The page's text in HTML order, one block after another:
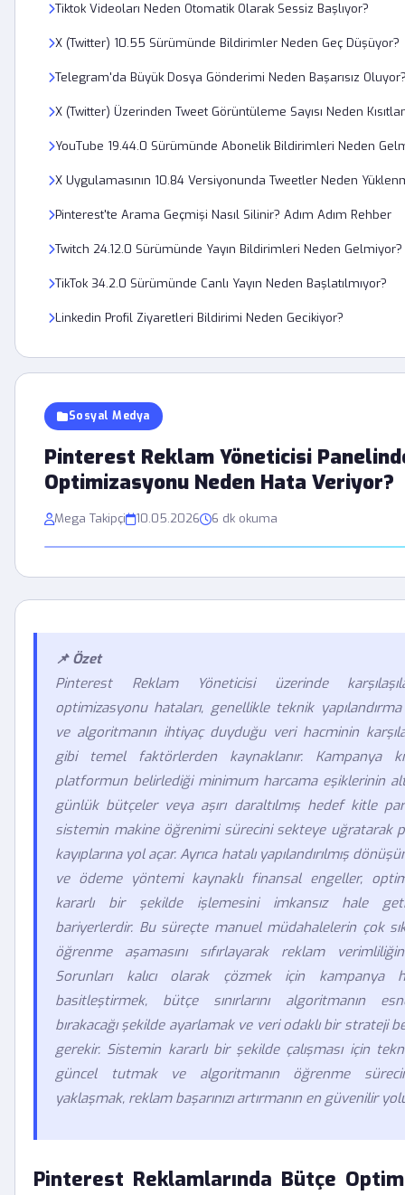
Sosyal Medya
Pinterest Reklam Yöneticisi
Optimizasyonu Neden Hata Veriyor?
Mega Takipçi 10.05.2026 6 dk okuma
📌 Özet
Pinterest Reklam Yöneticisi üzerinde
optimizasyonu hataları, genellikle teknik
ve algoritmanın ihtiyaç duyduğu veri hacminin
gibi temel faktörlerden kaynaklanır. Kampanya
platformun belirlediği minimum harcama eşiklerinin
günlük bütçeler veya aşırı daraltılmış hedef kitle
sistemin makine öğrenimi sürecini sekteye uğratarak
kayıplarına yol açar. Ayrıca hatalı yapılandırılmış
ve ödeme yöntemi kaynaklı finansal engeller,
kararlı bir şekilde işlemesini imkansız hale
bariyerlerdir. Bu süreçte manuel müdahalelerin çok sık
öğrenme aşamasını sıfırlayarak reklam
Sorunları kalıcı olarak çözmek için kampanya
basitleştirmek, bütçe sınırlarını algoritmanın
bırakacağı şekilde ayarlamak ve veri odaklı bir strateji
gerekir. Sistemin kararlı bir şekilde çalışması için
güncel tutmak ve algoritmanın öğrenme
yaklaşmak, reklam başarınızı artırmanın en güvenilir
Pinterest Reklamlarında Bütçe
Tiktok Videoları Neden Otomatik Olarak Sessiz Başlıyor?
X (Twitter) 10.55 Sürümünde Bildirimler Neden Geç Düşüyor?
Telegram'da Büyük Dosya Gönderimi Neden Başarısız
X (Twitter) Üzerinden Tweet Görüntüleme Sayısı Neden
YouTube 19.44.0 Sürümünde Abonelik Bildirimleri Neden
X Uygulamasının 10.84 Versiyonunda Tweetler Neden
Pinterest'te Arama Geçmişi Nasıl Silinir? Adım Adım Rehber
Twitch 24.12.0 Sürümünde Yayın Bildirimleri Neden Gelmiyor?
TikTok 34.2.0 Sürümünde Canlı Yayın Neden Başlatılmıyor?
Linkedin Profil Ziyaretleri Bildirimi Neden Gecikiyor?